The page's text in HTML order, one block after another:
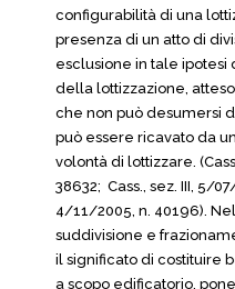
configurabilità di una
presenza di un atto di
esclusione in tale
della lottizzazione,
che non può desumersi
può essere ricavato da
volontà di lottizzare.
38632; Cass., sez. III, 5/
4/11/2005, n. 40196).
suddivisione e
il significato di costituire
a scopo edificatorio,